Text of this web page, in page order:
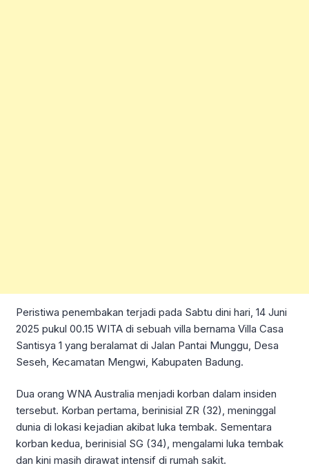
Peristiwa penembakan terjadi pada Sabtu dini hari, 14 Juni
2025 pukul 00.15 WITA di sebuah villa bernama Villa Casa
Santisya 1 yang beralamat di Jalan Pantai Munggu, Desa
Seseh, Kecamatan Mengwi, Kabupaten Badung.
Dua orang WNA Australia menjadi korban dalam insiden
tersebut. Korban pertama, berinisial ZR (32), meninggal
dunia di lokasi kejadian akibat luka tembak. Sementara
korban kedua, berinisial SG (34), mengalami luka tembak
dan kini masih dirawat intensif di rumah sakit.